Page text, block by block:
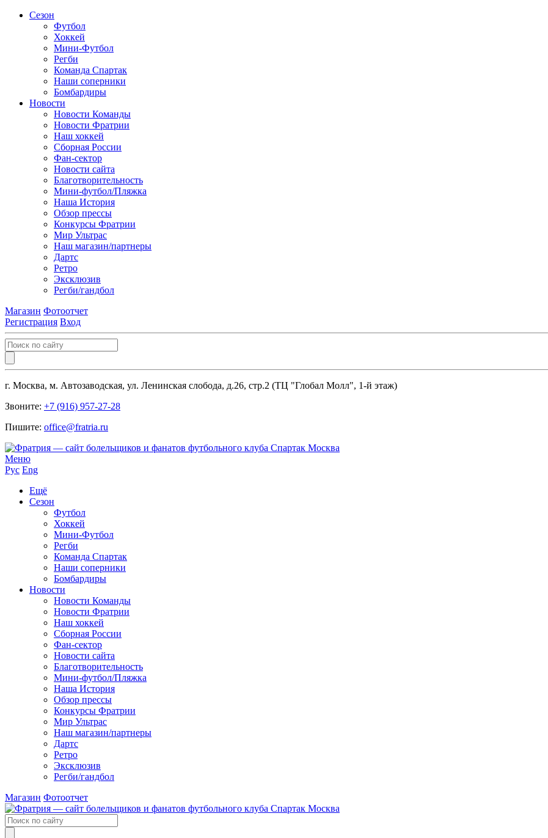
Сезон
Футбол
Хоккей
Мини-Футбол
Регби
Команда Спартак
Наши соперники
Бомбардиры
Новости
Новости Команды
Новости Фратрии
Наш хоккей
Сборная России
Фан-cектор
Новости сайта
Благотворительность
Мини-футбол/Пляжка
Наша История
Обзор прессы
Конкурсы Фратрии
Мир Ультрас
Наш магазин/партнеры
Дартс
Ретро
Эксклюзив
Регби/гандбол
Магазин Фотоотчет
Регистрация Вход
г. Москва, м. Автозаводская, ул. Ленинская слобода, д.26, стр.2 (ТЦ "Глобал Молл", 1-й этаж)
Звоните: +7 (916) 957-27-28
Пишите: office@fratria.ru
Меню
Рус Eng
Ещё
Сезон
Футбол
Хоккей
Мини-Футбол
Регби
Команда Спартак
Наши соперники
Бомбардиры
Новости
Новости Команды
Новости Фратрии
Наш хоккей
Сборная России
Фан-cектор
Новости сайта
Благотворительность
Мини-футбол/Пляжка
Наша История
Обзор прессы
Конкурсы Фратрии
Мир Ультрас
Наш магазин/партнеры
Дартс
Ретро
Эксклюзив
Регби/гандбол
Магазин Фотоотчет